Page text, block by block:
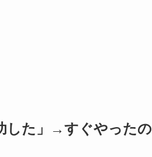
した」→すぐやったの